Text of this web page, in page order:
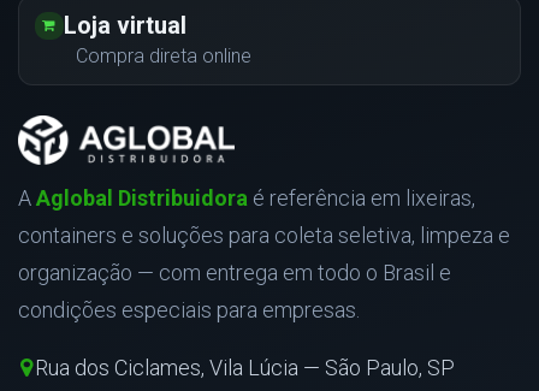
Loja virtual
Compra direta online
AAglobal Distribuidora é referência em lixeiras,
containers e soluções para coleta seletiva, limpeza e
organização — com entrega em todo o Brasil e
condições especiais para empresas.
Rua dos Ciclames, Vila Lúcia — São Paulo, SP